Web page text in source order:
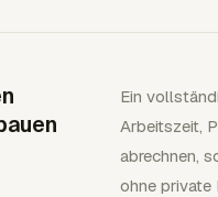
Ein
Arbeitszeit,
abrechnen,
ohne private